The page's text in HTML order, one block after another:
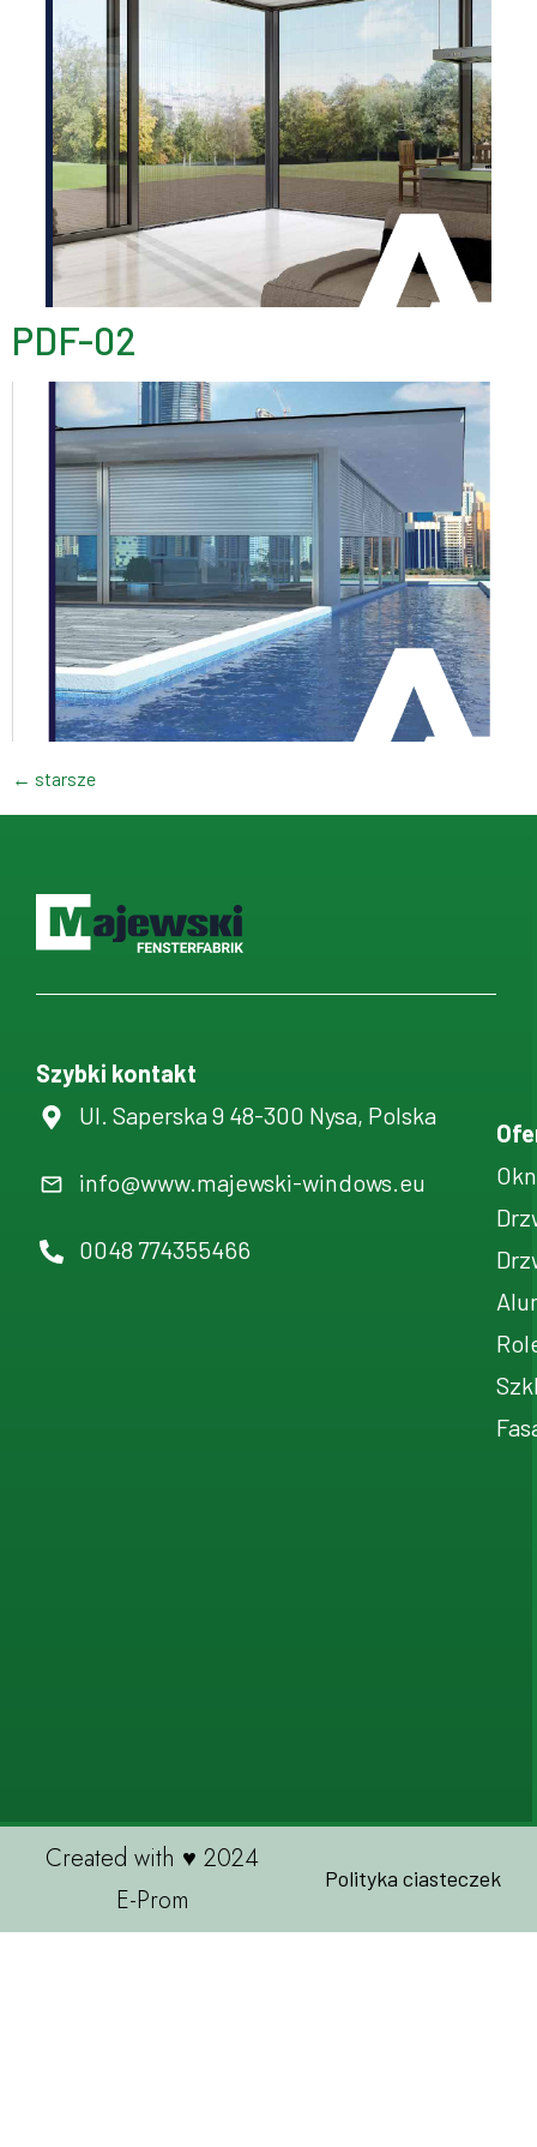
PDF-02
← starsze
Szybki kontakt
Ul. Saperska 9 48-300 Nysa, Polska
info@www.majewski-windows.eu
0048 774355466
Created with ♥ 2024
E-Prom
Polityka ciasteczek